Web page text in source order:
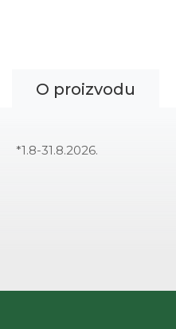
O proizvodu
*1.8-31.8.2026.